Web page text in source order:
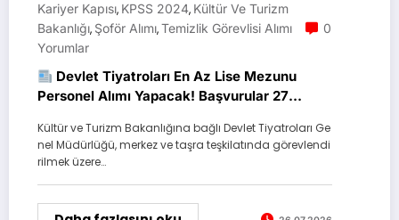
Kariyer Kapısı, KPSS 2024, Kültür Ve Turizm
Bakanlığı, Şoför Alımı,Temizlik Görevlisi Alımı
0
Yorumlar
Devlet Tiyatroları En Az Lise Mezunu
Personel Alımı Yapacak! Başvurular 27
Kültür ve Turizm Bakanlığına bağlı Devlet Tiyatroları Ge
nel Müdürlüğü, merkez ve taşra teşkilatında görevlendi
rilmek üzere…